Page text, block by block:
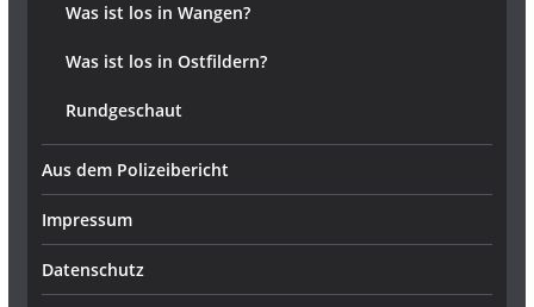
Was ist los in Wangen?
Was ist los in Ostfildern?
Rundgeschaut
Aus dem Polizeibericht
Impressum
Datenschutz